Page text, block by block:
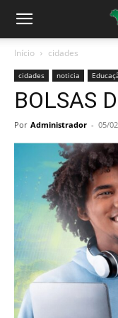
Início cidades
cidades noticia
BOLSAS
Por Administrador - 05/